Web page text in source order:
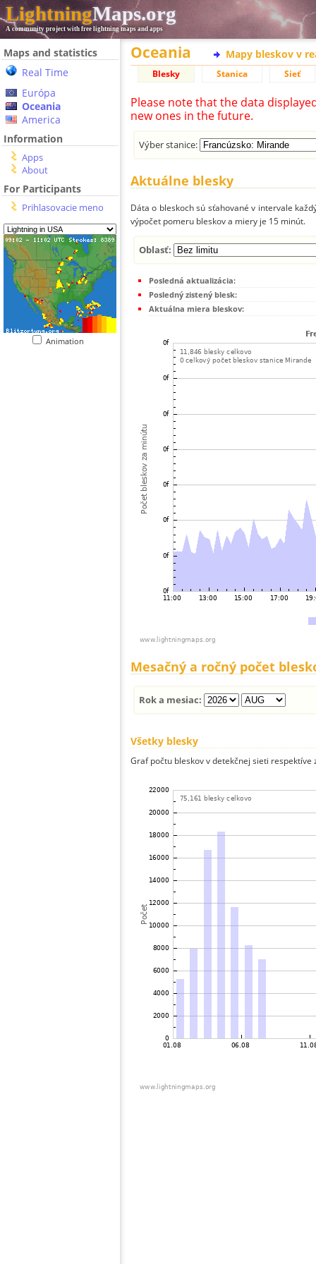
LightningMaps.org
A community project with free lightning maps and apps
Maps and statistics
Real Time
Európa
Oceania
America
Information
Apps
About
For Participants
Prihlasovacie meno
Animation
Oceania Mapy bleskov v
Blesky Stanica Sieť
Please note that the data
new ones in the future.
Výber stanice:
Aktuálne blesky
Dáta o bleskoch sú sťahované v intervale
výpočet pomeru bleskov a miery je 15 minút.
Oblasť:
Posledná aktualizácia:
Posledný zistený blesk:
Aktuálna miera bleskov:
Mesačný a ročný počet
Rok a mesiac:
Všetky blesky
Graf počtu bleskov v detekčnej sieti respektíve